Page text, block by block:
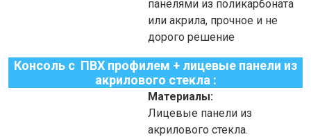
панелями из поликарбоната
или акрила, прочное и не
дорого решение
Консоль с ПВХ профилем + лицевые панели из
акрилового стекла :
Материалы:
Лицевые панели из
акрилового стекла.